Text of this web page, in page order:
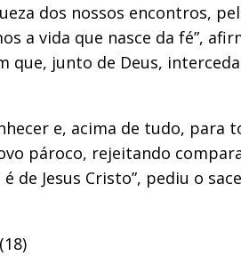
dos nossos encontros,
a vida que nasce da fé”,
que, junto de Deus,
e, acima de tudo,
pároco, rejeitando
de Jesus Cristo”, pediu o